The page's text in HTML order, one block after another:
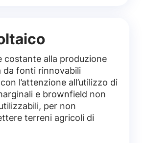
costante alla produzione
da fonti rinnovabili
l’attenzione all’utilizzo di
e brownfield non
per non
terreni agricoli di